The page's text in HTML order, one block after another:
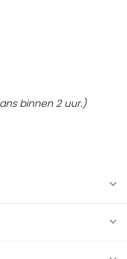
binnen 2 uur.)